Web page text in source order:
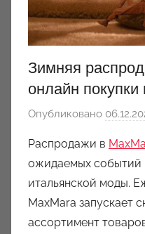
Зимняя
онлайн
Опубликовано
Распродажи в
ожидаемых событий
итальянской моды.
MaxMara запускает
ассортимент